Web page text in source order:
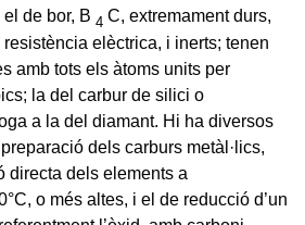
de bor, B 4 C, extremament durs,
resistència elèctrica, i inerts; tenen
amb tots els àtoms units per
la del carbur de silici o
a la del diamant. Hi ha diversos
dels carburs metàl·lics,
directa dels elements a
o més altes, i el de reducció d’un